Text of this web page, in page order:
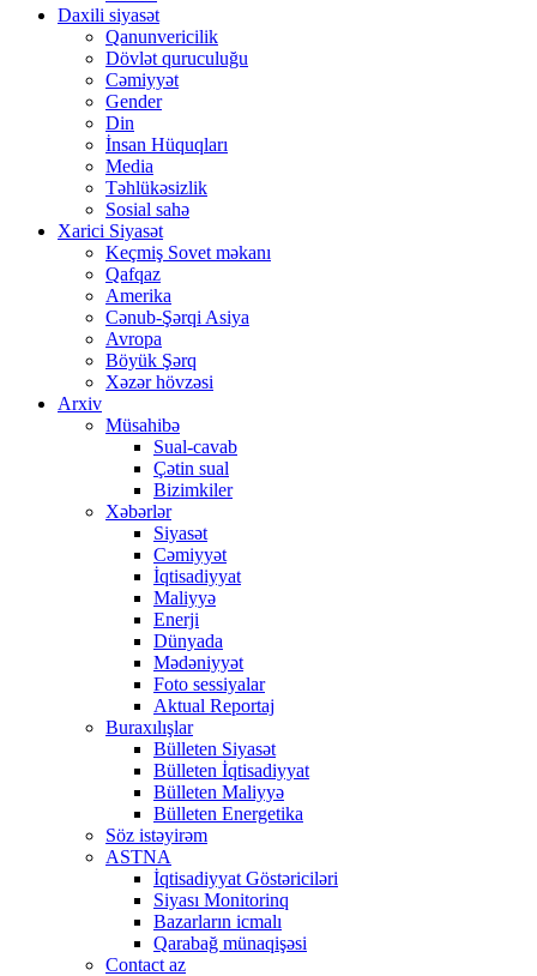
Daxili siyasət
Qanunvericilik
Dövlət quruculuğu
Cəmiyyət
Gender
Din
İnsan Hüquqları
Media
Təhlükəsizlik
Sosial sahə
Xarici Siyasət
Keçmiş Sovet məkanı
Qafqaz
Amerika
Cənub-Şərqi Asiya
Avropa
Böyük Şərq
Xəzər hövzəsi
Arxiv
Müsahibə
Sual-cavab
Çətin sual
Bizimkiler
Xəbərlər
Siyasət
Cəmiyyət
İqtisadiyyat
Maliyyə
Enerji
Dünyada
Mədəniyyət
Foto sessiyalar
Aktual Reportaj
Buraxılışlar
Bülleten Siyasət
Bülleten İqtisadiyyat
Bülleten Maliyyə
Bülleten Energetika
Söz istəyirəm
ASTNA
İqtisadiyyat Göstəriciləri
Siyası Monitorinq
Bazarların icmalı
Qarabağ münaqişəsi
Contact az